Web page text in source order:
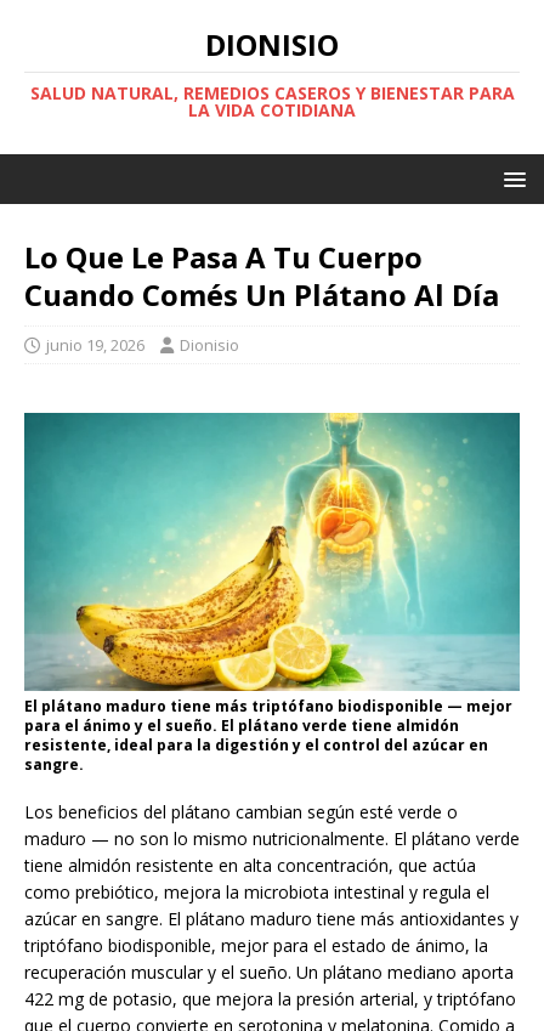
DIONISIO
SALUD NATURAL, REMEDIOS CASEROS Y BIENESTAR PARA
LA VIDA COTIDIANA
Lo Que Le Pasa A Tu Cuerpo
Cuando Comés Un Plátano Al Día
junio 19, 2026 Dionisio
El plátano maduro tiene más triptófano biodisponible — mejor
para el ánimo y el sueño. El plátano verde tiene almidón
resistente, ideal para la digestión y el control del azúcar en
sangre.
Los beneficios del plátano cambian según esté verde o
maduro — no son lo mismo nutricionalmente. El plátano verde
tiene almidón resistente en alta concentración, que actúa
como prebiótico, mejora la microbiota intestinal y regula el
azúcar en sangre. El plátano maduro tiene más antioxidantes y
triptófano biodisponible, mejor para el estado de ánimo, la
recuperación muscular y el sueño. Un plátano mediano aporta
422 mg de potasio, que mejora la presión arterial, y triptófano
que el cuerpo convierte en serotonina y melatonina. Comido a